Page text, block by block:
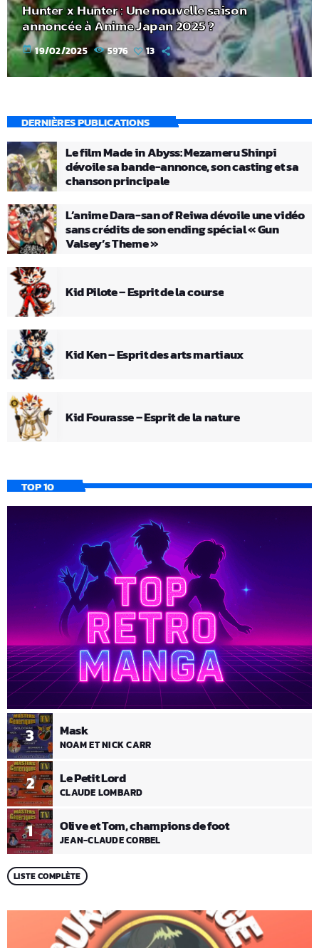
Hunter x Hunter : Une nouvelle saison
annoncée à Anime Japan 2025 ?
today 19/02/2025 5976 13
DERNIÈRES PUBLICATIONS
Le film Made in Abyss: Mezameru Shinpi
dévoile sa bande-annonce, son casting et sa
chanson principale
L’anime Dara-san of Reiwa dévoile une vidéo
sans crédits de son ending spécial « Gun
Valsey’s Theme »
Kid Pilote – Esprit de la course
Kid Ken – Esprit des arts martiaux
Kid Fourasse – Esprit de la nature
TOP 10
1 Olive et Tom, champions de foot
JEAN-CLAUDE CORBEL
2 Le Petit Lord
CLAUDE LOMBARD
3 Mask
NOAM ET NICK CARR
LISTE COMPLÈTE